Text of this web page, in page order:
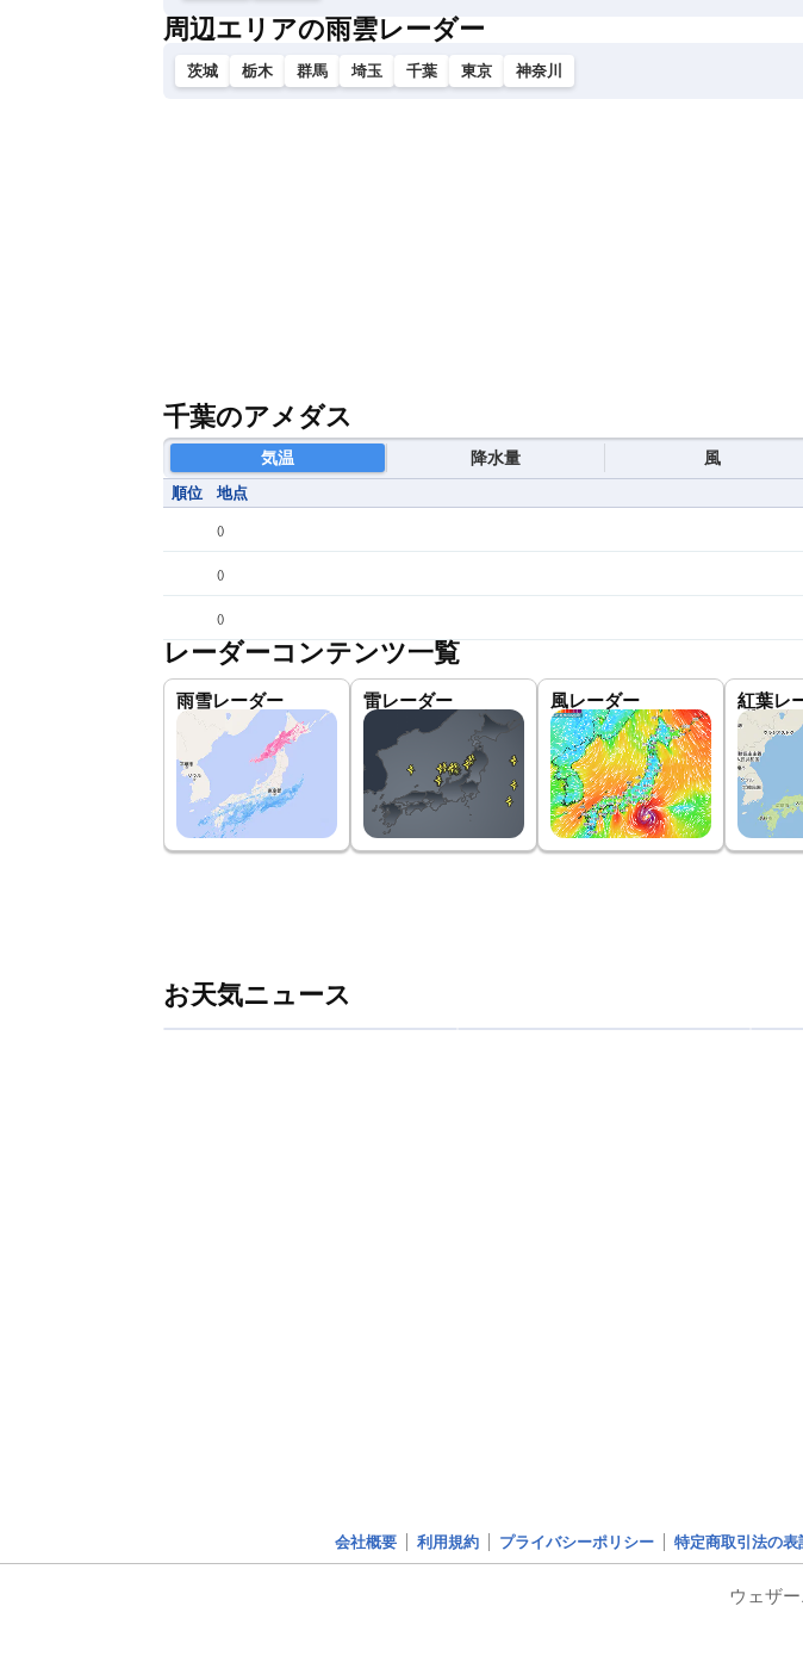
周辺エリアの雨雲レーダー
茨城 栃木 群馬 埼玉 千葉 東京 神奈川
千葉のアメダス
気温 降水量 風
順位 地点
()
()
()
レーダーコンテンツ一覧
雨雪レーダー 雷レーダー 風レーダー 紅葉レ
お天気ニュース
会社概要 利用規約 プライバシーポリシー 特定商取引法の表
ウェザ